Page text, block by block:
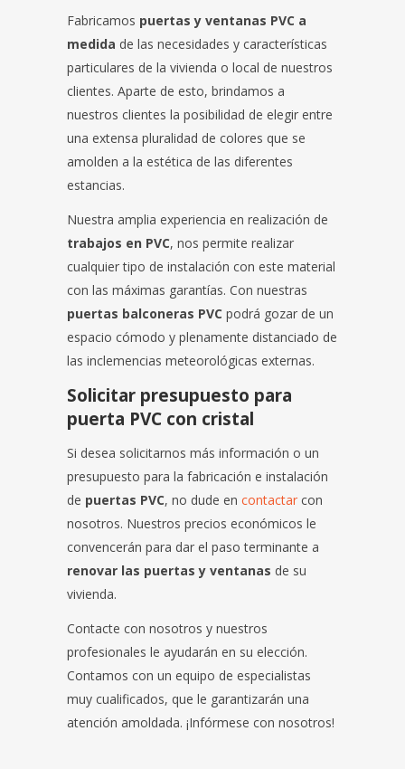
Fabricamos puertas y ventanas PVC a
medida de las necesidades y características
particulares de la vivienda o local de nuestros
clientes. Aparte de esto, brindamos a
nuestros clientes la posibilidad de elegir entre
una extensa pluralidad de colores que se
amolden a la estética de las diferentes
estancias.
Nuestra amplia experiencia en realización de
trabajos en PVC, nos permite realizar
cualquier tipo de instalación con este material
con las máximas garantías. Con nuestras
puertas balconeras PVC podrá gozar de un
espacio cómodo y plenamente distanciado de
las inclemencias meteorológicas externas.
Solicitar presupuesto para
puerta PVC con cristal
Si desea solicitarnos más información o un
presupuesto para la fabricación e instalación
de puertas PVC, no dude en contactar con
nosotros. Nuestros precios económicos le
convencerán para dar el paso terminante a
renovar las puertas y ventanas de su
vivienda.
Contacte con nosotros y nuestros
profesionales le ayudarán en su elección.
Contamos con un equipo de especialistas
muy cualificados, que le garantizarán una
atención amoldada. ¡Infórmese con nosotros!